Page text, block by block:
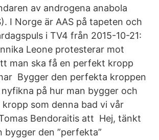
av androgena anabola
I Norge är AAS på tapeten och
i TV4 från 2015-10-21:
Leone protesterar mot
man ska få en perfekt kropp
Bygger den perfekta kroppen
på hur man bygger och
kropp som denna bad vi vår
Bendoraitis att Hej, tänkt
bygger den ”perfekta”